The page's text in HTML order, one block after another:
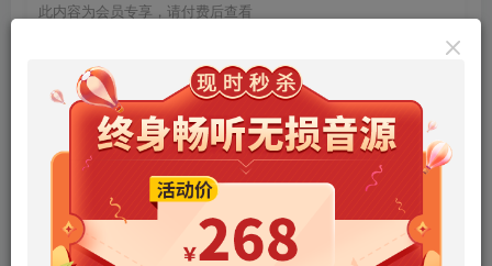
此内容为会员专享，请付费后查看
9.9 ￥99
年卡会员免费 永久会员免费
立即购买
您当前未登录！建议登陆后购买，可保存购买订单